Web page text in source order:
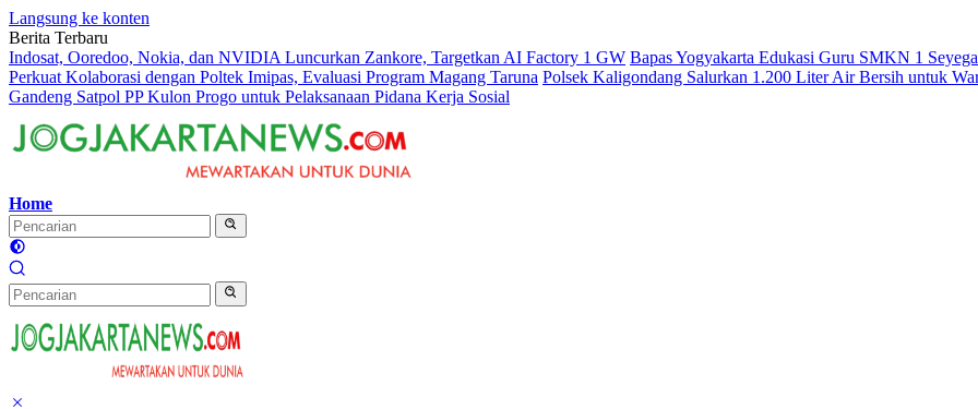
Langsung ke konten
Berita Terbaru
Indosat, Ooredoo, Nokia, dan NVIDIA Luncurkan Zankore, Targetkan AI Factory 1 GW Bapas Yogyakarta Edukasi Guru SMKN 1
Perkuat Kolaborasi dengan Poltek Imipas, Evaluasi Program Magang Taruna Polsek Kaligondang Salurkan 1.200 Liter Air Bersih untuk
Gandeng Satpol PP Kulon Progo untuk Pelaksanaan Pidana Kerja Sosial
Home